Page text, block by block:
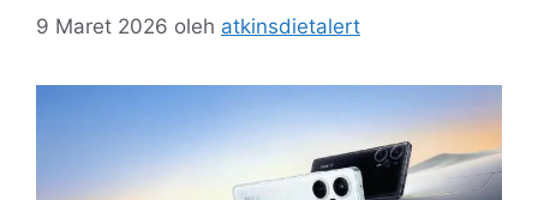
9 Maret 2026 oleh atkinsdietalert